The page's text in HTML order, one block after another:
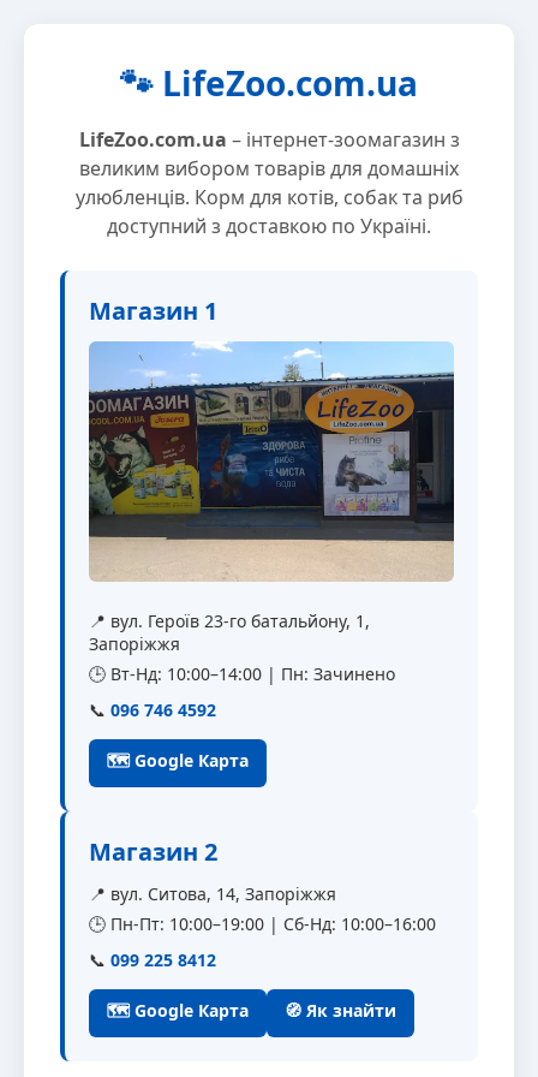
🐾 LifeZoo.com.ua
LifeZoo.com.ua – інтернет-зоомагазин з
великим вибором товарів для домашніх
улюбленців. Корм для котів, собак та риб
доступний з доставкою по Україні.
Магазин 1
📍 вул. Героїв 23-го батальйону, 1,
Запоріжжя
🕒 Вт-Нд: 10:00–14:00 | Пн: Зачинено
📞 096 746 4592
🗺 Google Карта
Магазин 2
📍 вул. Ситова, 14, Запоріжжя
🕒 Пн-Пт: 10:00–19:00 | Сб-Нд: 10:00–16:00
📞 099 225 8412
🗺 Google Карта 🧭 Як знайти